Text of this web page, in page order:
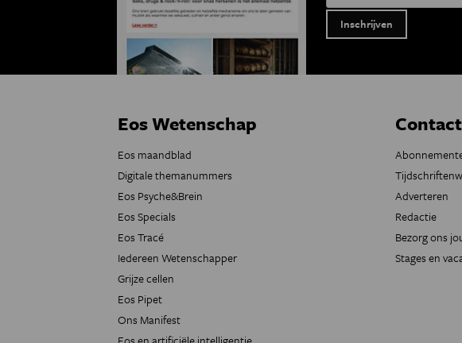
Eos Wetenschap
Eos maandblad
Digitale themanummers
Eos Psyche&Brein
Eos Specials
Eos Tracé
Iedereen Wetenschapper
Grijze cellen
Eos Pipet
Ons Manifest
Contact
Adverteren
Redactie
Bezorg ons
Stages en